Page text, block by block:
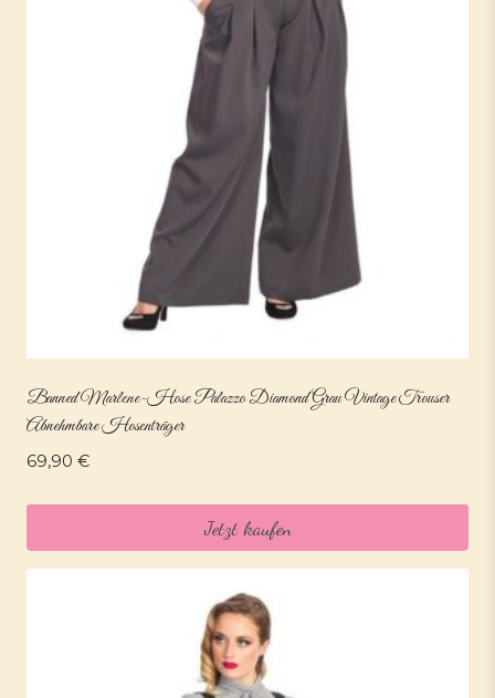
Banned Marlene-Hose Palazzo Diamond Grau Vintage Trouser
Abnehmbare Hosenträger
69,90 €
Jetzt kaufen